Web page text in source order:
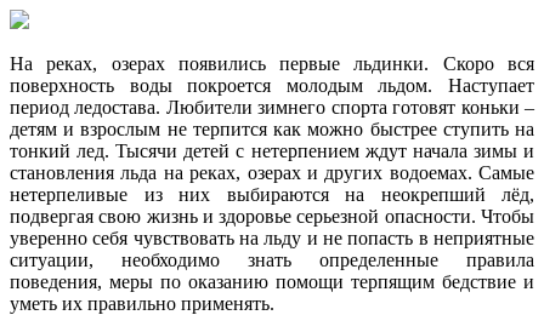
На реках, озерах появились первые льдинки. Скоро вся
поверхность воды покроется молодым льдом. Наступает
период ледостава. Любители зимнего спорта готовят коньки –
детям и взрослым не терпится как можно быстрее ступить на
тонкий лед. Тысячи детей с нетерпением ждут начала зимы и
становления льда на реках, озерах и других водоемах. Самые
нетерпеливые из них выбираются на неокрепший лёд,
подвергая свою жизнь и здоровье серьезной опасности. Чтобы
уверенно себя чувствовать на льду и не попасть в неприятные
ситуации, необходимо знать определенные правила
поведения, меры по оказанию помощи терпящим бедствие и
уметь их правильно применять.